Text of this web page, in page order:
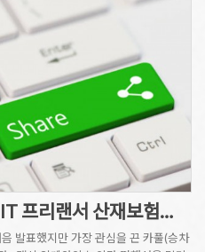
프리랜서 산재보험…
발표했지만 가장 관심을 끈 카풀(승차